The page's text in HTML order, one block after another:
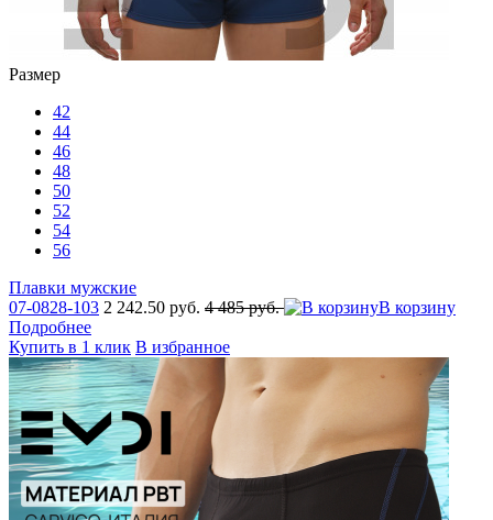
Размер
42
44
46
48
50
52
54
56
Плавки мужские
07-0828-103 2 242.50 руб. 4 485 руб.
В корзину
Подробнее
Купить в 1 клик В избранное